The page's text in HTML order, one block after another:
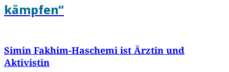
kämpfen“
Simin Fakhim-Haschemi ist Ärztin und
Aktivistin